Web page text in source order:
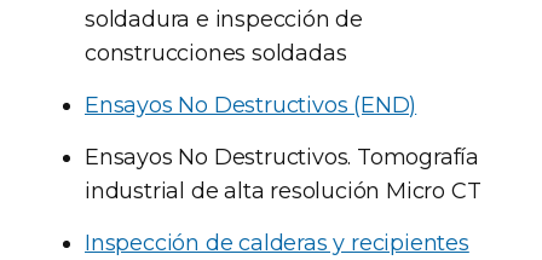
soldadura e inspección de
construcciones soldadas
Ensayos No Destructivos (END)
Ensayos No Destructivos. Tomografía
industrial de alta resolución Micro CT
Inspección de calderas y recipientes